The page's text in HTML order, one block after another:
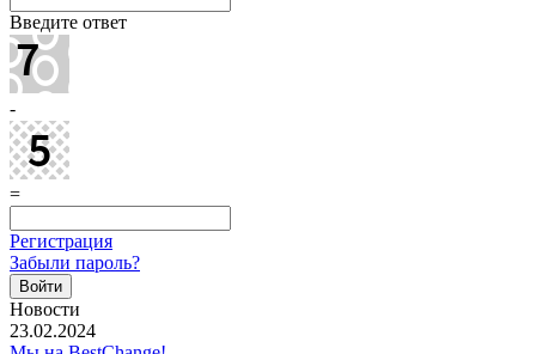
Введите ответ
-
=
Регистрация
Забыли пароль?
Новости
23.02.2024